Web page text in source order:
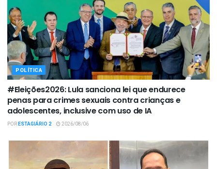
POLÍTICA
#Eleições2026: Lula sanciona lei que endurece
penas para crimes sexuais contra crianças e
adolescentes, inclusive com uso de IA
PORESTAGIÁRIO 2 2026/08/06